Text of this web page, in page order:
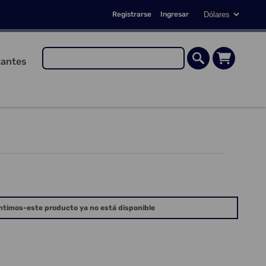
Registrarse Ingresar
este producto ya no está disponible